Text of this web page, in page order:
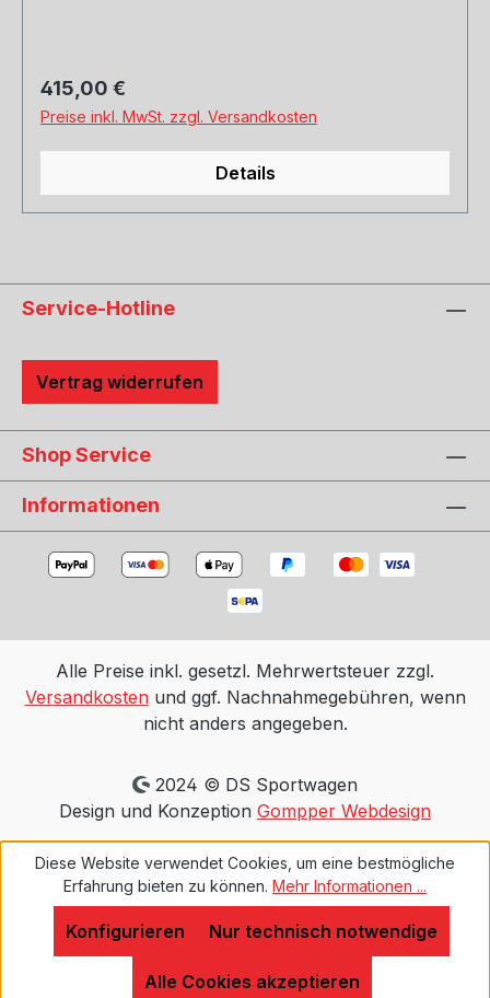
Regulärer Preis:
415,00 €
Preise inkl. MwSt. zzgl. Versandkosten
Details
Service-Hotline
Vertrag widerrufen
Shop Service
Informationen
Alle Preise inkl. gesetzl. Mehrwertsteuer zzgl.
Versandkostenund ggf. Nachnahmegebühren, wenn
nicht anders angegeben.
2024 © DS Sportwagen
Design und Konzeption Gompper Webdesign
Diese Website verwendet Cookies, um eine bestmögliche
Erfahrung bieten zu können. Mehr Informationen ...
Nur technisch notwendige
Konfigurieren
Alle Cookies akzeptieren